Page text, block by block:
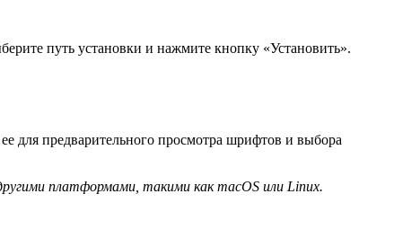
путь установки и нажмите кнопку «Установить».
для предварительного просмотра шрифтов и выбора
платформами, такими как macOS или Linux.